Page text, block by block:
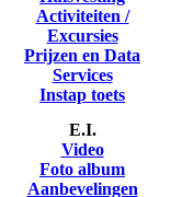
Activiteiten /
Excursies
Prijzen en Data
Services
Instap toets
E.I.
Video
Foto album
Aanbevelingen